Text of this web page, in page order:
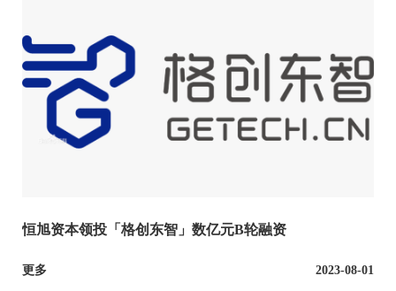
恒旭资本领投「格创东智」数亿元B轮融资
更多 2023-08-01